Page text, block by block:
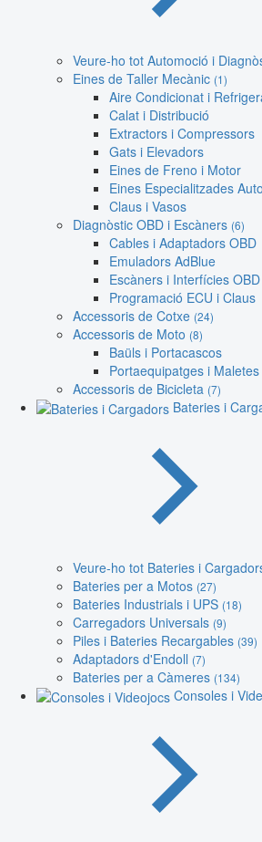
Veure-ho tot Automoció i
Eines de Taller Mecànic (1)
Aire Condicionat i
Calat i Distribució
Extractors i Compressors
Gats i Elevadors
Eines de Freno i Motor
Eines Especialitzades Auto
Claus i Vasos
Diagnòstic OBD i Escàners (6)
Cables i Adaptadors OBD
Emuladors AdBlue
Escàners i Interfícies OBD
Programació ECU i Claus
Accessoris de Cotxe (24)
Accessoris de Moto (8)
Baüls i Portacascos
Portaequipatges i Maletes
Accessoris de Bicicleta (7)
Bateries i
Veure-ho tot Bateries i
Bateries per a Motos (27)
Bateries Industrials i UPS (18)
Carregadors Universals (9)
Piles i Bateries Recargables (39)
Adaptadors d'Endoll (7)
Bateries per a Càmeres (134)
Consoles i